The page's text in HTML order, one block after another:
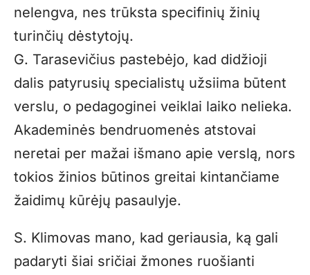
nelengva, nes trūksta specifinių žinių
turinčių dėstytojų.
G. Tarasevičius pastebėjo, kad didžioji
dalis patyrusių specialistų užsiima būtent
verslu, o pedagoginei veiklai laiko nelieka.
Akademinės bendruomenės atstovai
neretai per mažai išmano apie verslą, nors
tokios žinios būtinos greitai kintančiame
žaidimų kūrėjų pasaulyje.
S. Klimovas mano, kad geriausia, ką gali
padaryti šiai sričiai žmones ruošianti